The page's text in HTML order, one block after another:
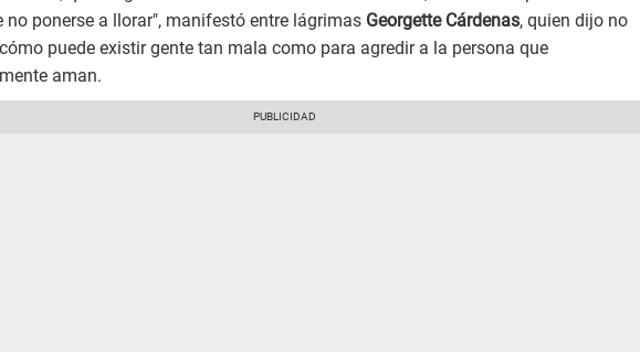
no ponerse a llorar", manifestó entre lágrimas Georgette Cárdenas, quien dijo no
puede existir gente tan mala como para agredir a la persona que
aman.